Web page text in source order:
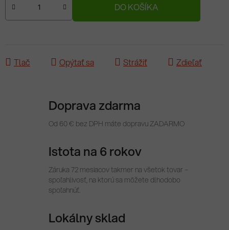
DO KOŠÍKA
Tlač Opýtať sa Strážiť Zdieľať
Doprava zdarma
Od 60 € bez DPH máte dopravu ZADARMO
Istota na 6 rokov
Záruka 72 mesiacov takmer na všetok tovar –
spoľahlivosť, na ktorú sa môžete dlhodobo
spoľahnúť.
Lokálny sklad